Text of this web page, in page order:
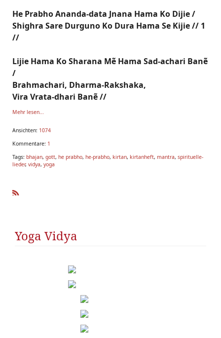
He Prabho Ananda-data Jnana Hama Ko Dijie /
Shighra Sare Durguno Ko Dura Hama Se Kijie // 1
//
Lijie Hama Ko Sharana Mẽ Hama Sad-achari Banẽ
/
Brahmachari, Dharma-Rakshaka,
Vira Vrata-dhari Banẽ //
Mehr lesen...
Ansichten: 1074
Kommentare: 1
Tags: bhajan, gott, he prabho, he-prabho, kirtan, kirtanheft, mantra, spirituelle-
lieder, vidya, yoga
Yoga Vidya